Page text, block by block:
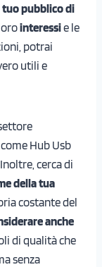
pubblico di
interessie le
potrai
utili e
Hub Usb
cerca di
della tua
costante del
anche
di qualità che
senza